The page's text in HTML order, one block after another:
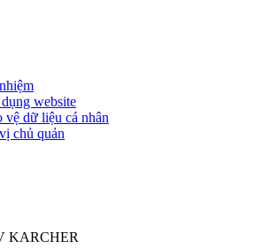
website
vệ dữ liệu cá nhân
chủ quản
KARCHER